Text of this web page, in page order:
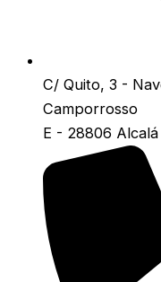
C/ Quito, 3 -
Camporrosso
E - 28806